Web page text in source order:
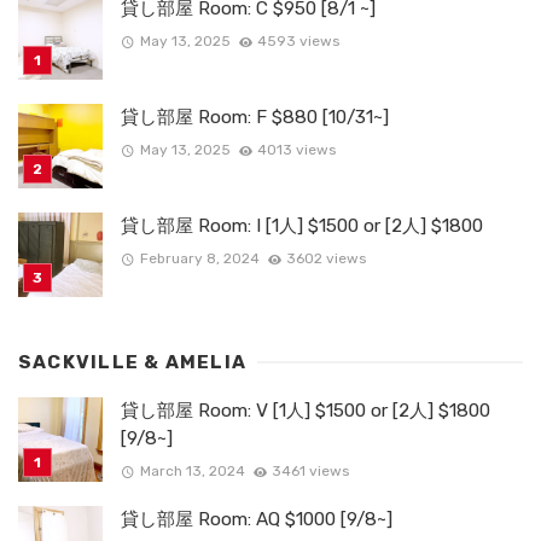
貸し部屋 Room: C $950 [8/1 ~]
May 13, 2025 4593 views
貸し部屋 Room: F $880 [10/31~]
May 13, 2025 4013 views
貸し部屋 Room: I [1人] $1500 or [2人] $1800
February 8, 2024 3602 views
SACKVILLE & AMELIA
貸し部屋 Room: V [1人] $1500 or [2人] $1800
[9/8~]
March 13, 2024 3461 views
貸し部屋 Room: AQ $1000 [9/8~]